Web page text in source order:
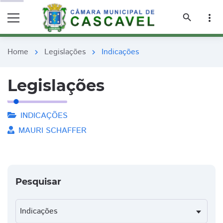
search
more_vert
Home chevron_right Legislações chevron_right Indicações
Legislações
INDICAÇÕES
MAURI SCHAFFER
Pesquisar